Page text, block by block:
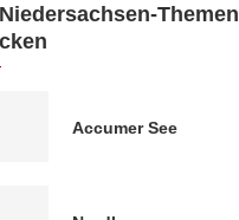
Themen
Accumer See